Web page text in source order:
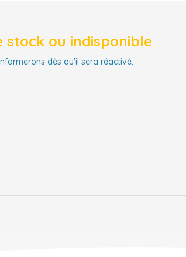
ou indisponible
dès qu'il sera réactivé.